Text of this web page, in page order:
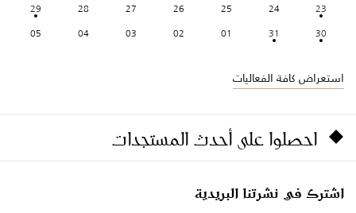
23
24
25
26
27
28
29
30
31
01
02
03
04
05
استعراض كافة الفعاليات
احصلوا على أحدث المستجدات
اشترك في نشرتنا البريدية